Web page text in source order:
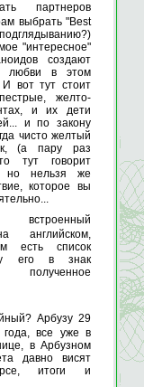
партнеров
выбрать "Best
"интересное"
создают
любви в этом
И вот тут стоит
желто-
и их дети
и по закону
чисто желтый
(а пару раз
тут говорит
но нельзя же
которое вы
встроенный
английском,
есть список
его в знак
Арбузу 29
все уже в
в Арбузном
давно висят
итоги и